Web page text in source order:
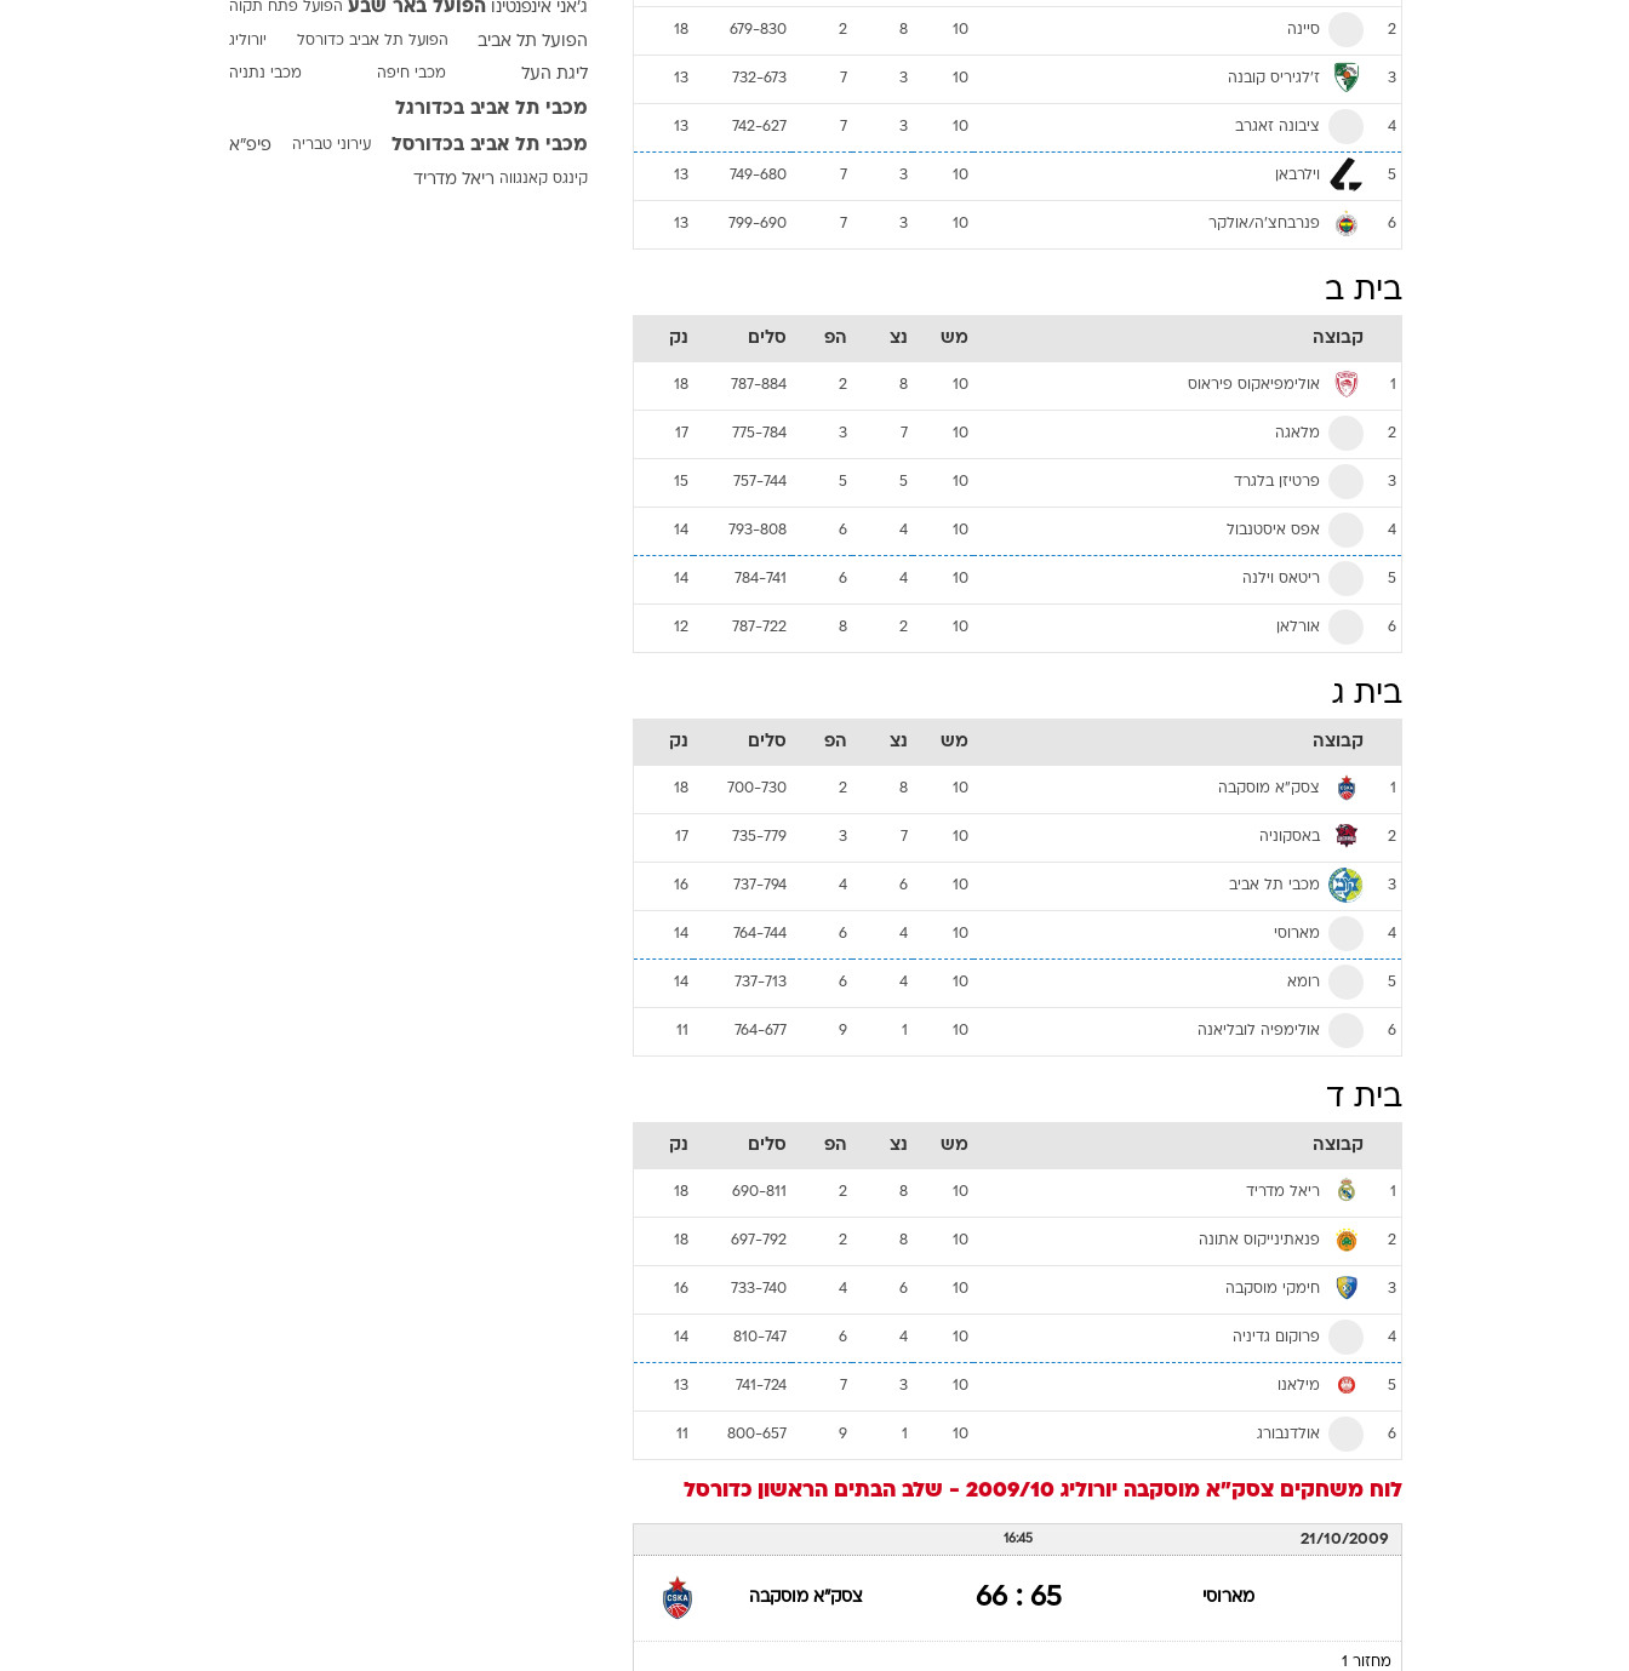
ענפים נוספים
לוח שידורים
החידה של ספורט1
ארכיון מדורים מחוץ לקווים
4-4-2 כתבו לנו
2 סיינה 10
8
2
679-830
18
3 ז'לגיריס קובנה 10
3
7
732-673
13
4 ציבונה זאגרב 10
3
7
742-627
13
5 וילרבאן 10
3
7
749-680
13
6 פנרבחצ'ה/אולקר 10
3
7
799-690
13
בית ב
קבוצה מש נצ הפ סלים נק
1 אולימפיאקוס פיראוס 10
8
2
787-884
18
2 מלאגה 10
7
3
775-784
17
3 פרטיזן בלגרד 10
5
5
757-744
15
4 אפס איסטנבול 10
4
6
793-808
14
5 ריטאס וילנה 10
4
6
784-741
14
6 אורלאן 10
2
8
787-722
12
בית ג
קבוצה מש נצ הפ סלים נק
1 צסק"א מוסקבה 10
8
2
700-730
18
2 באסקוניה 10
7
3
735-779
17
3 מכבי תל אביב 10
6
4
737-794
16
4 מארוסי 10
4
6
764-744
14
5 רומא 10
4
6
737-713
14
6 אולימפיה לובליאנה 10
1
9
764-677
11
בית ד
קבוצה מש נצ הפ סלים נק
1 ריאל מדריד 10
8
2
690-811
18
2 פנאתינייקוס אתונה 10
8
2
697-792
18
3 חימקי מוסקבה 10
6
4
733-740
16
4 פרוקום גדיניה 10
4
6
810-747
14
5 מילאנו 10
3
7
741-724
13
6 אולדנבורג 10
1
9
800-657
11
לוח משחקים צסק"א מוסקבה יורוליג 2009/10 - שלב הבתים הראשון כדורסל
21/10/2009
16:45
מארוסי 65 : 66 צסק"א מוסקבה
מחזור 1
ג'אני אינפנטינו הפועל באר שבע הפועל פתח תקוה
הפועל תל אביב הפועל תל אביב כדורסל יורוליג
ליגת העל מכבי חיפה מכבי נתניה
מכבי תל אביב בכדורגל
מכבי תל אביב בכדורסל
עירוני טבריה פיפ"א
קינגס קאנגווה ריאל מדריד